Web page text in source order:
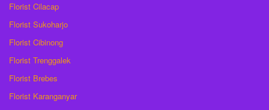
Florist Cilacap
Florist Sukoharjo
Florist Cibinong
Florist Trenggalek
Florist Brebes
Florist Karanganyar